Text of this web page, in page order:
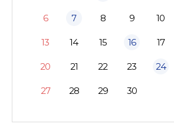
6 7 8 9 10
13 14 15 16 17
20 21 22 23 24
27 28 29 30